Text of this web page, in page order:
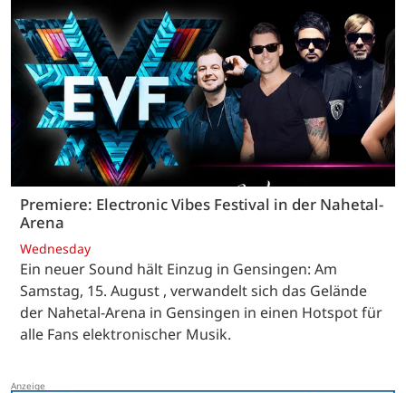
Premiere: Electronic Vibes Festival in der Nahetal-
Arena
Wednesday
Ein neuer Sound hält Einzug in Gensingen: Am
Samstag, 15. August , verwandelt sich das Gelände
der Nahetal-Arena in Gensingen in einen Hotspot für
alle Fans elektronischer Musik.